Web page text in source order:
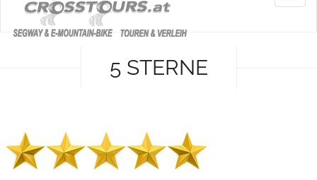
5 STERNE